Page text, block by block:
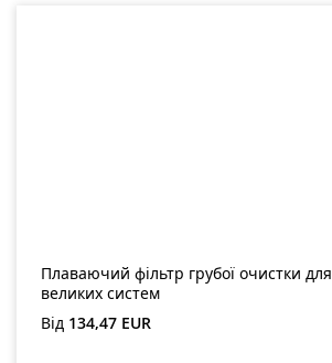
Плаваючий фільтр грубої очистки для
великих систем
Звичайна ціна:
Від 134,47 EUR